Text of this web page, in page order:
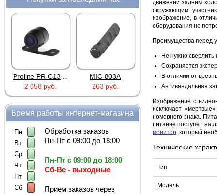
2 058 руб.
MIC-803A
263 руб.
4PIN(п)/2RCA(м)+DJK-11(п)
386 руб.
Время работы интернет-магазина
Пн
Вт
Ср
Чт
Пт
Сб
Обработка заказов
Пн-Пт с 09:00 до 18:00
Пн-Пт с 09:00 до 18:00
Сб-Вс - выходные
Прием заказов через
движении задним
окружающим
изображение, в
оборудования не
Преимущества перед
Не нужно сверлить
Сохраняется
В отличии от
Антивандальная
Изображение с
исключает
номерного знака.
питание поступет на
монитор, который
Технические
Тип
Модель